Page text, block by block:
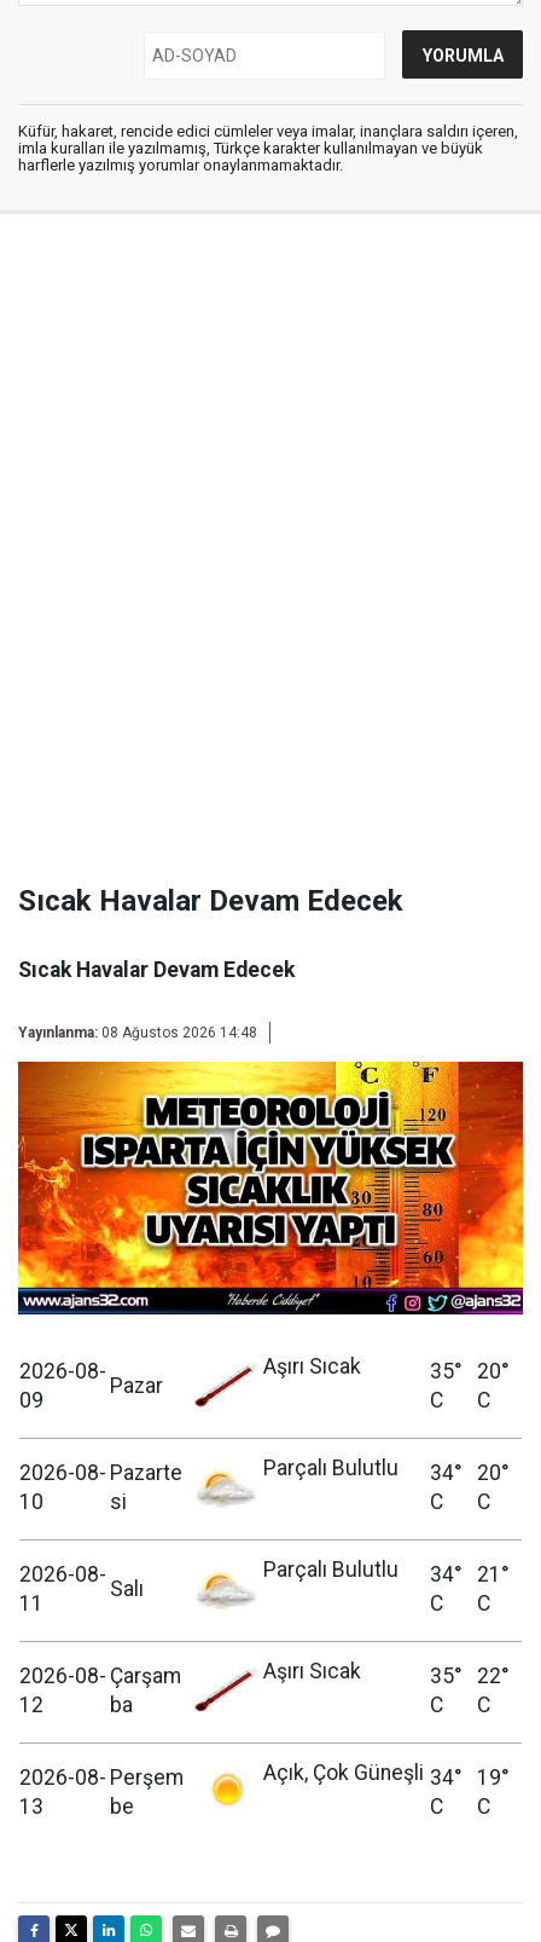
Küfür, hakaret, rencide edici cümleler veya imalar, inançlara saldırı içeren,
imla kuralları ile yazılmamış, Türkçe karakter kullanılmayan ve büyük
harflerle yazılmış yorumlar onaylanmamaktadır.
Sıcak Havalar Devam Edecek
Sıcak Havalar Devam Edecek
Yayınlanma: 08 Ağustos 2026 14:48
2026-08-
09
Pazar
Aşırı Sıcak
35°
C
20°
C
2026-08-
10
Pazarte
si
Parçalı Bulutlu
34°
C
20°
C
2026-08-
11
Salı
Parçalı Bulutlu
34°
C
21°
C
2026-08-
12
Çarşam
ba
Aşırı Sıcak
35°
C
22°
C
2026-08-
13
Perşem
be
Açık, Çok Güneşli 34°
C
19°
C